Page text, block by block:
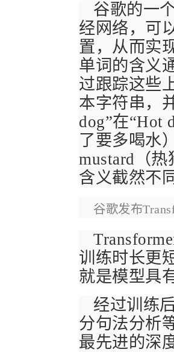
谷歌的一
经网络，可
置，从而实
单词的含义
过跟踪这些
本字符串，
dog”在“Hot
了要多喝水
mustard（
含义截然不
谷歌发布
训练时长更
就是模型具
经过训练
分句法分析
最先进的深